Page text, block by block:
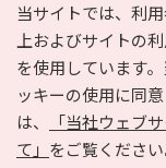
当サイトでは、利
上およびサイトの
を使用しています
ッキーの使用に同
は、
「当社ウェブ
て」 をご覧ください
e-NAVITA（イー
利用規約
個
サイトマップ